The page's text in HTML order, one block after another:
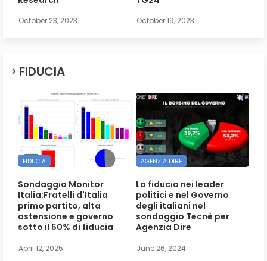
October 23, 2023 October 19, 2023
FIDUCIA
FIDUCIA
Sondaggio Monitor
Italia:Fratelli d'Italia
primo partito, alta
astensione e governo
sotto il 50% di fiducia
April 12, 2025
AGENZIA DIRE
La fiducia nei leader
politici e nel Governo
degli italiani nel
sondaggio Tecnè per
Agenzia Dire
June 26, 2024